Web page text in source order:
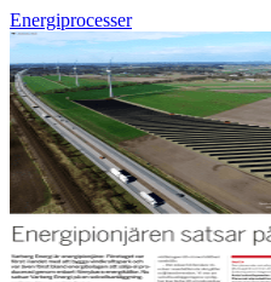
Energiprocesser